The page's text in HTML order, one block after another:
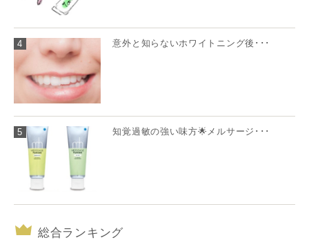
4 意外と知らないホワイトニング後･･･
5 知覚過敏の強い味方🌟メルサージ･･･
総合ランキング